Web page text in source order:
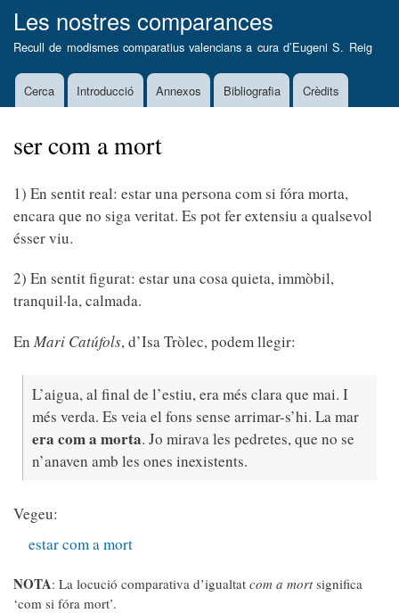
al
contingut
Les nostres comparances
Recull de modismes comparatius valencians a cura d’Eugeni S. Reig
MainCerca Introducció Annexos Bibliografia Crèdits
ser com a mort
1) En sentit real: estar una persona com si fóra morta,
encara que no siga veritat. Es pot fer extensiu a qualsevol
ésser viu.
2) En sentit figurat: estar una cosa quieta, immòbil,
tranquil·la, calmada.
En Mari Catúfols, d’Isa Tròlec, podem llegir:
L’aigua, al final de l’estiu, era més clara que mai. I
més verda. Es veia el fons sense arrimar-s’hi. La mar
era com a morta. Jo mirava les pedretes, que no se
n’anaven amb les ones inexistents.
Vegeu:
estar com a mort
NOTA: La locució comparativa d’igualtat com a mortsignifica
‘com si fóra mort’.